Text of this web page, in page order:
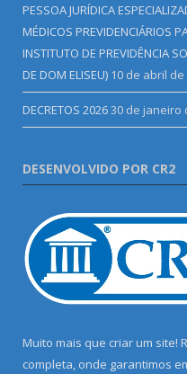
PESSOA JURÍDICA
MÉDICOS PREVIDENCIÁRIOS
INSTITUTO DE PREVIDÊNCIA
DE DOM ELISEU) 10 de abril de
DECRETOS 202630 de janeiro
DESENVOLVIDO POR CR2
Muito mais que criar um site!
completa, onde garantimos